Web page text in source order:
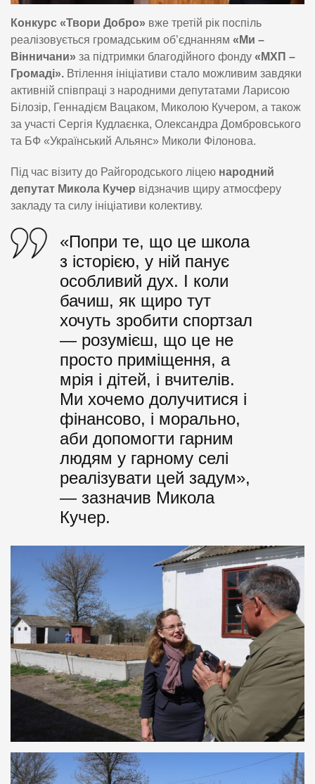
Конкурс «Твори Добро» вже третій рік поспіль
реалізовується громадським об’єднанням «Ми –
Вінничани» за підтримки благодійного фонду «МХП –
Громаді». Втілення ініціативи стало можливим завдяки
активній співпраці з народними депутатами Ларисою
Білозір, Геннадієм Вацаком, Миколою Кучером, а також
за участі Сергія Кудлаєнка, Олександра Домбровського
та БФ «Український Альянс» Миколи Філонова.
Під час візиту до Райгородського ліцею народний
депутат Микола Кучер відзначив щиру атмосферу
закладу та силу ініціативи колективу.
«Попри те, що це школа
з історією, у ній панує
особливий дух. І коли
бачиш, як щиро тут
хочуть зробити спортзал
— розумієш, що це не
просто приміщення, а
мрія і дітей, і вчителів.
Ми хочемо долучитися і
фінансово, і морально,
аби допомогти гарним
людям у гарному селі
реалізувати цей задум»,
— зазначив Микола
Кучер.